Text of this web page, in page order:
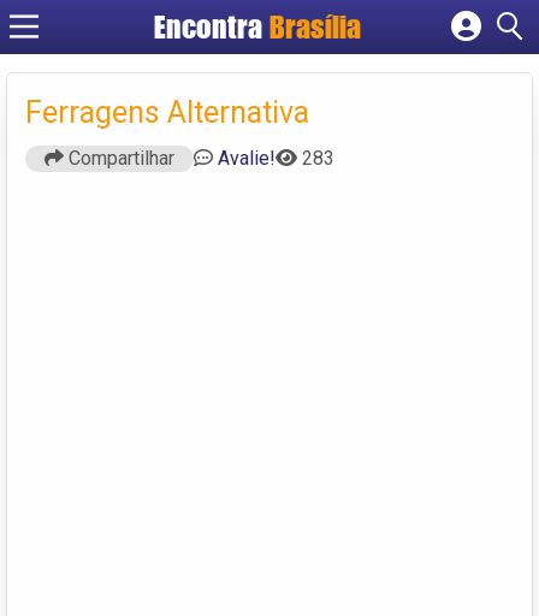
EncontraBrasília
Cadastrar empresa
Criar conta
Ferragens Alternativa
Compartilhar Avalie! 283